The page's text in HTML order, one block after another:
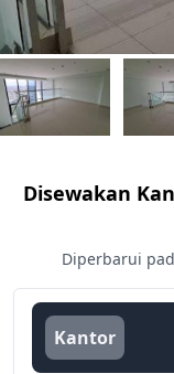
Disewakan
Diperbarui
Kantor